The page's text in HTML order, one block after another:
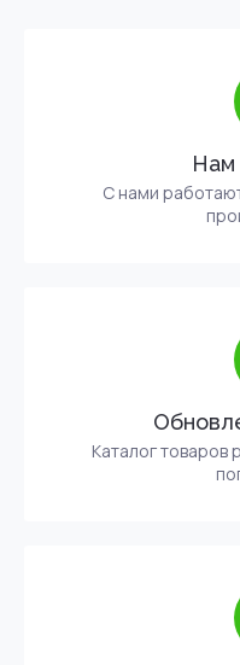
Нам
С нами
Каталог товаров